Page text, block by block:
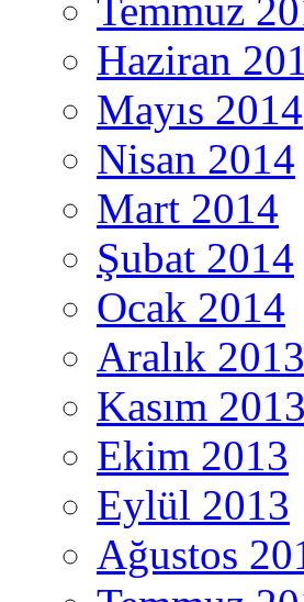
Temmuz
Haziran
Mayıs 2014
Nisan 2014
Mart 2014
Şubat 2014
Ocak 2014
Aralık 2013
Kasım 2013
Ekim 2013
Eylül 2013
Ağustos